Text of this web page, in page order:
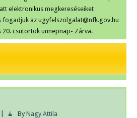
elektronikus megkereséseiket
fogadjuk az ugyfelszolgalat@nfk.gov.hu
20. csütörtök ünnepnap- Zárva.
By Nagy Attila